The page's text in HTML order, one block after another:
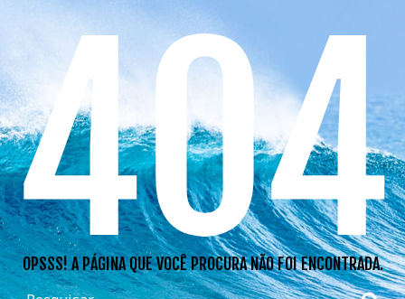
404
OPSSS! A PÁGINA QUE VOCÊ PROCURA NÃO FOI ENCONTRADA.